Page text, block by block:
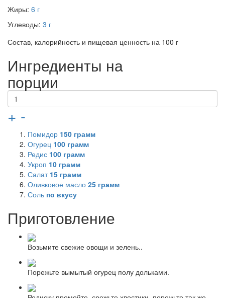
Жиры: 6 г
Углеводы: 3 г
Состав, калорийность и пищевая ценность на 100 г
Ингредиенты на
порции
+ -
Помидор 150 грамм
Огурец 100 грамм
Редис 100 грамм
Укроп 10 грамм
Салат 15 грамм
Оливковое масло 25 грамм
Соль по вкусу
Приготовление
Возьмите свежие овощи и зелень..
Порежьте вымытый огурец полу дольками.